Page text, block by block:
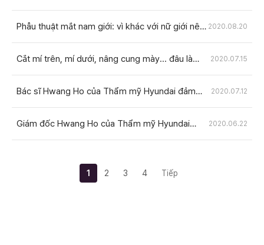
của COVID-19
Phẫu thuật mắt nam giới: vì khác với nữ giới nên 2020.08.20
Cắt mí trên, mí dưới, nâng cung mày... đâu là
với tôi?
2020.07.15
Bác sĩ Hwang Ho của Thẩm mỹ Hyundai đảm
Miss Korea Miss Seoul 2020”
2020.07.12
Giám đốc Hwang Ho của Thẩm mỹ Hyundai
2020.06.22
1 2 3 4 Tiếp